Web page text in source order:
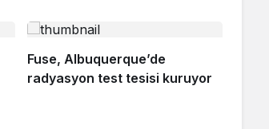
Fuse, Albuquerque’de
radyasyon test tesisi kuruyor